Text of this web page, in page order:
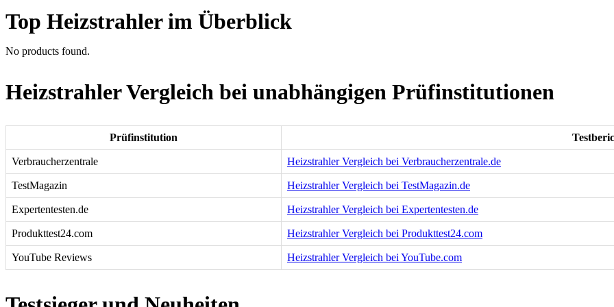
Top Heizstrahler im Überblick
No products found.
Heizstrahler Vergleich bei unabhängigen Prüfinstitutionen
Prüfinstitution
Verbraucherzentrale Heizstrahler Vergleich bei Verbraucherzentrale.de
TestMagazin Heizstrahler Vergleich bei TestMagazin.de
Expertentesten.de Heizstrahler Vergleich bei Expertentesten.de
Produkttest24.com Heizstrahler Vergleich bei Produkttest24.com
YouTube Reviews Heizstrahler Vergleich bei YouTube.com